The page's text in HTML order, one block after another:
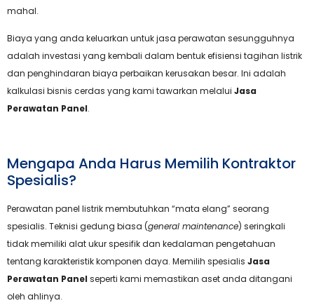
mahal.
Biaya yang anda keluarkan untuk jasa perawatan sesungguhnya
adalah investasi yang kembali dalam bentuk efisiensi tagihan listrik
dan penghindaran biaya perbaikan kerusakan besar. Ini adalah
kalkulasi bisnis cerdas yang kami tawarkan melalui Jasa
Perawatan Panel.
Mengapa Anda Harus Memilih Kontraktor
Spesialis?
Perawatan panel listrik membutuhkan “mata elang” seorang
spesialis. Teknisi gedung biasa (general maintenance) seringkali
tidak memiliki alat ukur spesifik dan kedalaman pengetahuan
tentang karakteristik komponen daya. Memilih spesialis Jasa
Perawatan Panel seperti kami memastikan aset anda ditangani
oleh ahlinya.